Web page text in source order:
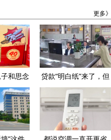
更多》
和思念
单，怎
？
贷款“明白纸”来了，但
借钱这件事真的变简单
了吗？